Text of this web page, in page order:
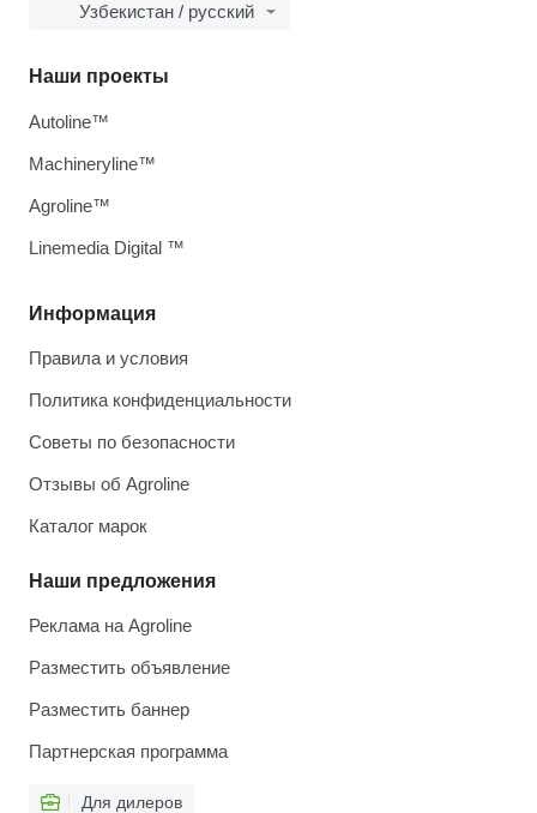
Узбекистан / русский
Информация
Правила и условия
Политика конфиденциальности
Советы по безопасности
Отзывы об Agroline
Каталог марок
Наши предложения
Реклама на Agroline
Разместить объявление
Разместить баннер
Партнерская программа
Для дилеров
Наши проекты
Autoline™
Machineryline™
Agroline™
Linemedia Digital ™